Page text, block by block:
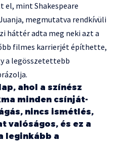
el, mint Shakespeare
megmutatva rendkívüli
háttér adta meg neki azt a
filmes karrierjét építhette,
a legösszetettebb
ahol a színész
minden csínját-
nincs ismétlés,
valóságos, és ez a
leginkább a